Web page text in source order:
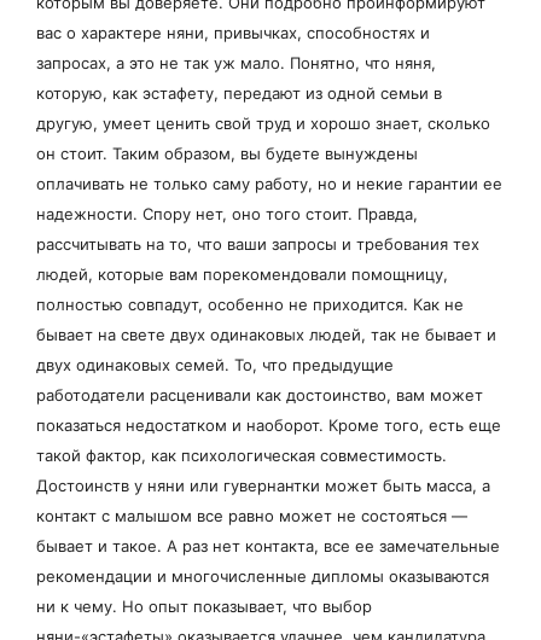
вас о характере няни, привычках, способностях и
запросах, а это не так уж мало. Понятно, что няня,
которую, как эстафету, передают из одной семьи в
другую, умеет ценить свой труд и хорошо знает, сколько
он стоит. Таким образом, вы будете вынуждены
оплачивать не только саму работу, но и некие гарантии ее
надежности. Спору нет, оно того стоит. Правда,
рассчитывать на то, что ваши запросы и требования тех
людей, которые вам порекомендовали помощницу,
полностью совпадут, особенно не приходится. Как не
бывает на свете двух одинаковых людей, так не бывает и
двух одинаковых семей. То, что предыдущие
работодатели расценивали как достоинство, вам может
показаться недостатком и наоборот. Кроме того, есть еще
такой фактор, как психологическая совместимость.
Достоинств у няни или гувернантки может быть масса, а
контакт с малышом все равно может не состояться —
бывает и такое. А раз нет контакта, все ее замечательные
рекомендации и многочисленные дипломы оказываются
ни к чему. Но опыт показывает, что выбор
няни-«эстафеты» оказывается удачнее, чем кандидатура